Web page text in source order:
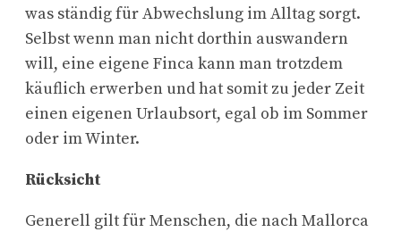
was ständig für Abwechslung im Alltag sorgt.
Selbst wenn man nicht dorthin auswandern
will, eine eigene Finca kann man trotzdem
käuflich erwerben und hat somit zu jeder Zeit
einen eigenen Urlaubsort, egal ob im Sommer
oder im Winter.
Rücksicht
Generell gilt für Menschen, die nach Mallorca